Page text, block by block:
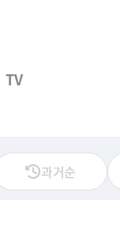
TV
과거순